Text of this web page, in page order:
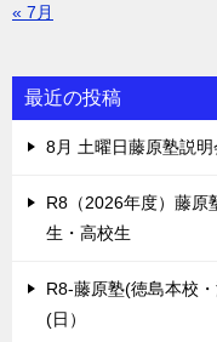
« 7月
最近の投稿
8月 土曜日藤原塾説
R8（2026年度）藤原
生・高校生
R8-藤原塾(徳島本校
(日）